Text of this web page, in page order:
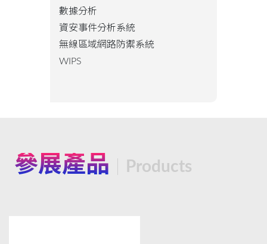
數據分析
資安事件分析系統
無線區域網路防禦系統
WIPS
參展產品 Products